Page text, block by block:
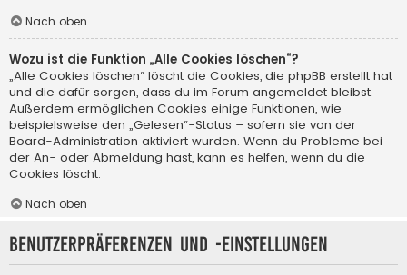
Nach oben
Wozu ist die Funktion „Alle Cookies löschen“?
„Alle Cookies löschen“ löscht die Cookies, die phpBB erstellt hat
und die dafür sorgen, dass du im Forum angemeldet bleibst.
Außerdem ermöglichen Cookies einige Funktionen, wie
beispielsweise den „Gelesen“-Status – sofern sie von der
Board-Administration aktiviert wurden. Wenn du Probleme bei
der An- oder Abmeldung hast, kann es helfen, wenn du die
Cookies löscht.
Nach oben
Benutzerpräferenzen und -einstellungen